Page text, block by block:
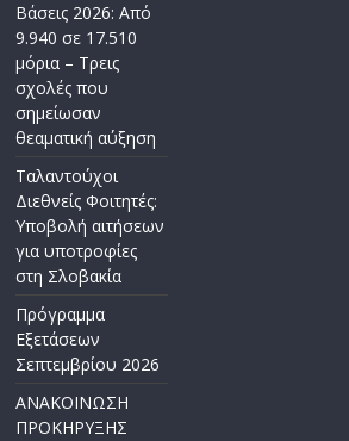
Βάσεις 2026: Από
9.940 σε 17.510
μόρια – Τρεις
σχολές που
σημείωσαν
θεαματική αύξηση
Ταλαντούχοι
Διεθνείς Φοιτητές:
Υποβολή αιτήσεων
για υποτροφίες
στη Σλοβακία
Πρόγραμμα
Εξετάσεων
Σεπτεμβρίου 2026
ΑΝΑΚΟΙΝΩΣΗ
ΠΡΟΚΗΡΥΞΗΣ